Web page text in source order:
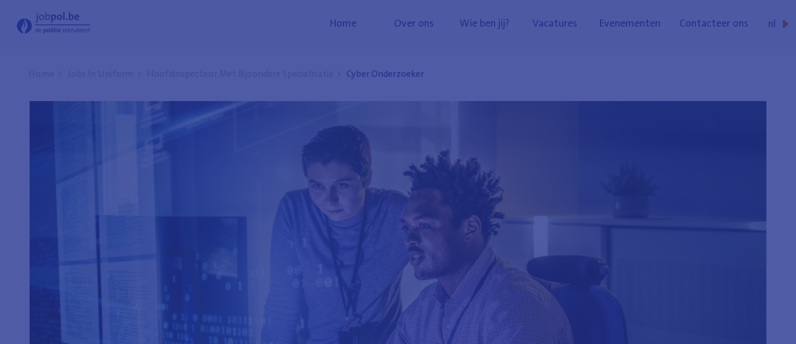
Cyber onderzoeker - Jobpol
Home Over ons Wie ben jij? Vacatures Evenementen Contacteer ons nl
Cyber Onderzoeker